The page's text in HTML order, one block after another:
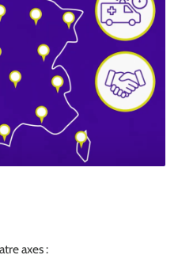
axes :